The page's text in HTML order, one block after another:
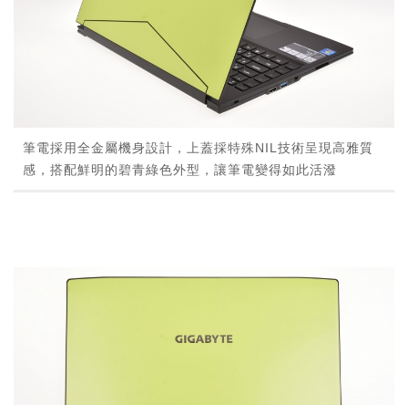
筆電採用全金屬機身設計，上蓋採特殊NIL技術呈現高雅質
感，搭配鮮明的碧青綠色外型，讓筆電變得如此活潑